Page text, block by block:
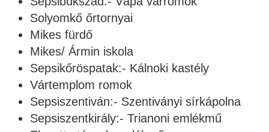
Solyomkő őrtornyai
Mikes fürdő
Mikes/ Ármin iskola
Sepsikőröspatak:- Kálnoki kastély
Vártemplom romok
Sepsiszentiván:- Szentiványi sírkápolna
Sepsiszentkirály:- Trianoni emlékmű